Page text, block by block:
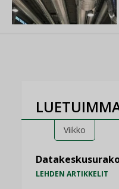
Viikko
LEHDEN ARTIKKELIT